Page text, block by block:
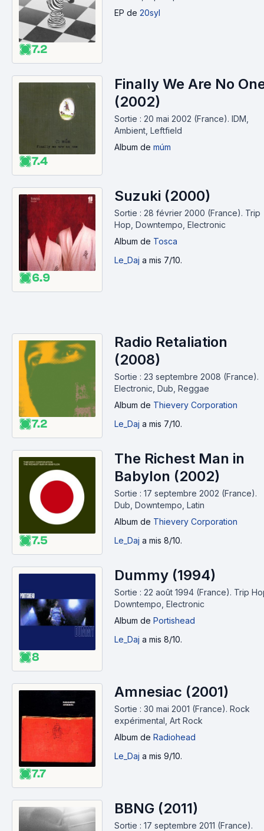
7.2
EP de 20syl
7.4
Finally We Are No
(2002)
Sortie : 20 mai 2002 (France). IDM,
Ambient, Leftfield
Album de múm
6.9
Suzuki (2000)
Sortie : 28 février 2000 (France). Trip
Hop, Downtempo, Electronic
Album de Tosca
Le_Daj a mis 7/10.
7.2
Radio Retaliation
(2008)
Sortie : 23 septembre 2008 (France).
Electronic, Dub, Reggae
Album de Thievery Corporation
Le_Daj a mis 7/10.
7.5
The Richest Man in
Babylon (2002)
Sortie : 17 septembre 2002 (France).
Dub, Downtempo, Latin
Album de Thievery Corporation
Le_Daj a mis 8/10.
8
Dummy (1994)
Sortie : 22 août 1994 (France). Trip
Downtempo, Electronic
Album de Portishead
Le_Daj a mis 8/10.
7.7
Amnesiac (2001)
Sortie : 30 mai 2001 (France). Rock
expérimental, Art Rock
Album de Radiohead
Le_Daj a mis 9/10.
BBNG (2011)
Sortie : 17 septembre 2011 (France).